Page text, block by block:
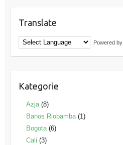
Translate
Powered by
Kategorie
Azja(8)
Banos Riobamba(1)
Bogota(6)
Cali (3)